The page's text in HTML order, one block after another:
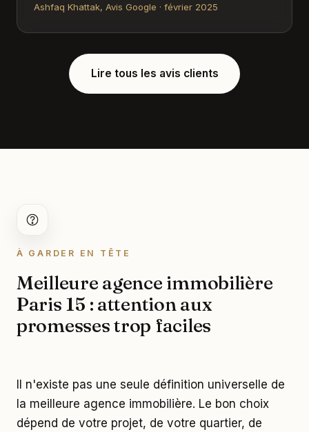
Ashfaq Khattak, Avis Google · février 2025
Lire tous les avis clients
À GARDER EN TÊTE
Meilleure agence immobilière
Paris 15 : attention aux
promesses trop faciles
Il n'existe pas une seule définition universelle de
la meilleure agence immobilière. Le bon choix
dépend de votre projet, de votre quartier, de